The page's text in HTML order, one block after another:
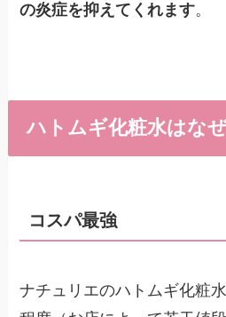
の炎症を抑えてくれます。
ハトムギ化粧水はな
コスパ最強
ナチュリエのハトムギ化粧